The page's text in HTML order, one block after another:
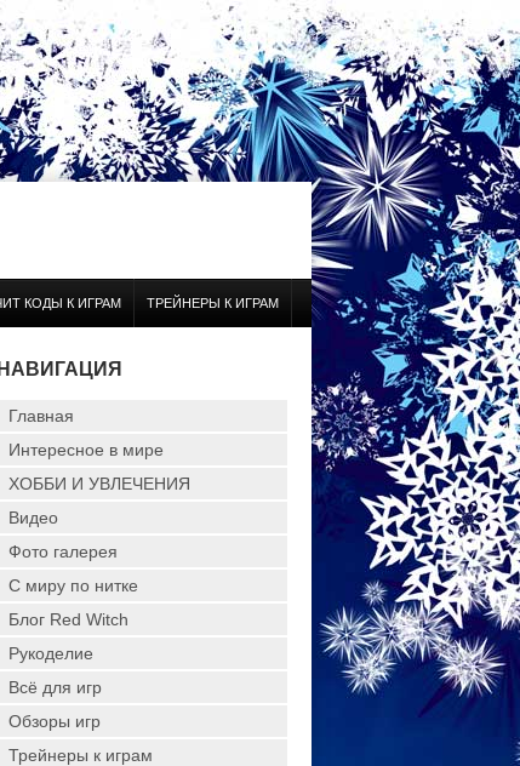
КОДЫ К ИГРАМ ТРЕЙНЕРЫ К ИГРАМ
НАВИГАЦИЯ
Главная
Интересное в мире
ХОББИ И УВЛЕЧЕНИЯ
Видео
Фото галерея
С миру по нитке
Блог Red Witch
Рукоделие
Всё для игр
Обзоры игр
Трейнеры к играм